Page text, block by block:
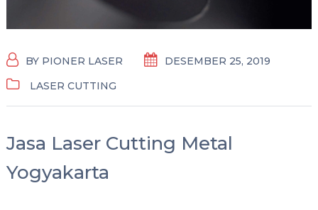
BY PIONER LASER
DESEMBER 25, 2019
LASER CUTTING
Jasa Laser Cutting Metal
Yogyakarta